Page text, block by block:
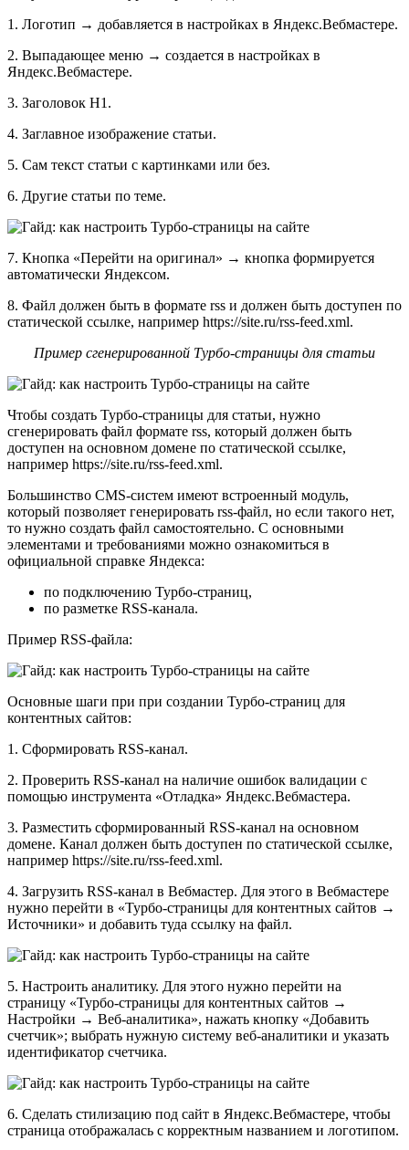
1. Логотип → добавляется в настройках в Яндекс.Вебмастере.
2. Выпадающее меню → создается в настройках в
Яндекс.Вебмастере.
3. Заголовок Н1.
4. Заглавное изображение статьи.
5. Сам текст статьи с картинками или без.
6. Другие статьи по теме.
7. Кнопка «Перейти на оригинал» → кнопка формируется
автоматически Яндексом.
8. Файл должен быть в формате rss и должен быть доступен по
статической ссылке, например https://site.ru/rss-feed.xml.
Пример сгенерированной Турбо-страницы для статьи
Чтобы создать Турбо-страницы для статьи, нужно
сгенерировать файл формате rss, который должен быть
доступен на основном домене по статической ссылке,
например https://site.ru/rss-feed.xml.
Большинство CMS-систем имеют встроенный модуль,
который позволяет генерировать rss-файл, но если такого нет,
то нужно создать файл самостоятельно. С основными
элементами и требованиями можно ознакомиться в
официальной справке Яндекса:
по подключению Турбо-страниц,
по разметке RSS-канала.
Пример RSS-файла:
Основные шаги при при создании Турбо-страниц для
контентных сайтов:
1. Сформировать RSS-канал.
2. Проверить RSS-канал на наличие ошибок валидации с
помощью инструмента «Отладка» Яндекс.Вебмастера.
3. Разместить сформированный RSS-канал на основном
домене. Канал должен быть доступен по статической ссылке,
например https://site.ru/rss-feed.xml.
4. Загрузить RSS-канал в Вебмастер. Для этого в Вебмастере
нужно перейти в «Турбо‑страницы для контентных сайтов →
Источники» и добавить туда ссылку на файл.
5. Настроить аналитику. Для этого нужно перейти на
страницу «Турбо‑страницы для контентных сайтов →
Настройки → Веб‑аналитика», нажать кнопку «Добавить
счетчик»; выбрать нужную систему веб-аналитики и указать
идентификатор счетчика.
6. Сделать стилизацию под сайт в Яндекс.Вебмастере, чтобы
страница отображалась с корректным названием и логотипом.